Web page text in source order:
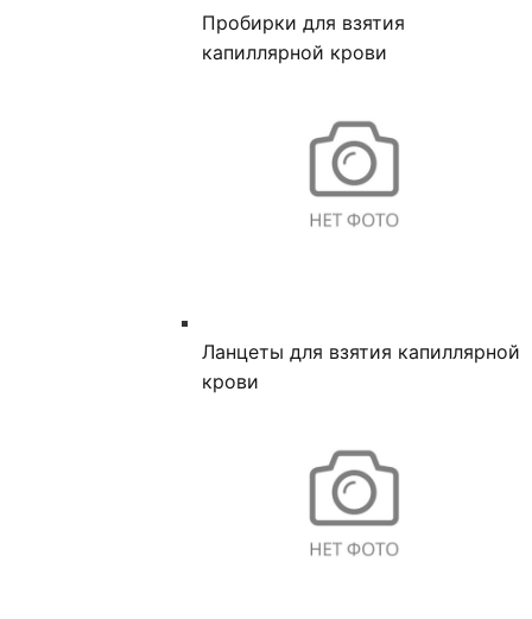
Пробирки для взятия
капиллярной крови
Ланцеты для взятия капиллярной
крови